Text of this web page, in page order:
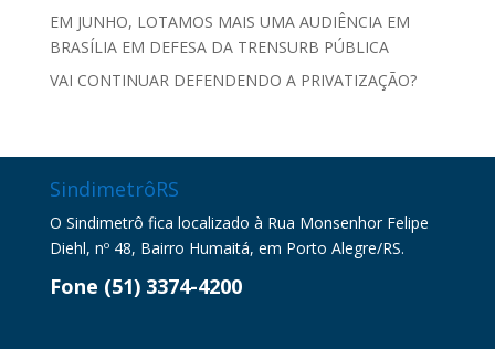
EM JUNHO, LOTAMOS MAIS UMA AUDIÊNCIA EM
BRASÍLIA EM DEFESA DA TRENSURB PÚBLICA
VAI CONTINUAR DEFENDENDO A PRIVATIZAÇÃO?
SindimetrôRS
O Sindimetrô fica localizado à Rua Monsenhor Felipe
Diehl, nº 48, Bairro Humaitá, em Porto Alegre/RS.
Fone (51) 3374-4200